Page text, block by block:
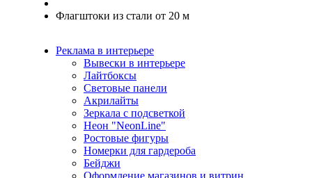
Флагштоки из стали от 20 м
Реклама в интерьере
Вывески в интерьере
Лайтбоксы
Световые панели
Акрилайты
Зеркала с подсветкой
Неон "NeonLine"
Ростовые фигуры
Номерки для гардероба
Бейджи
Оформление магазинов и витрин